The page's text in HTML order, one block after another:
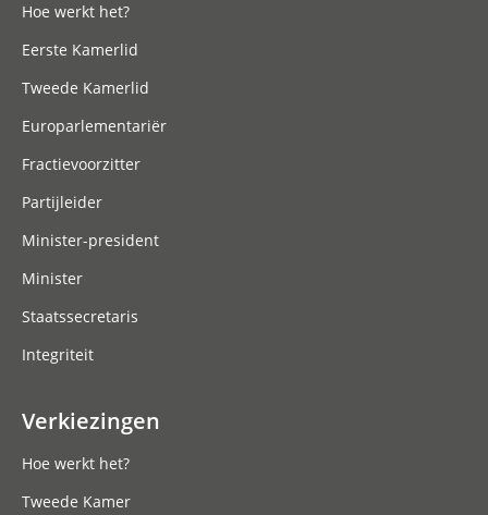
Hoe werkt het?
Eerste Kamerlid
Tweede Kamerlid
Europarlementariër
Fractievoorzitter
Partijleider
Minister-president
Minister
Staatssecretaris
Integriteit
Verkiezingen
Hoe werkt het?
Tweede Kamer